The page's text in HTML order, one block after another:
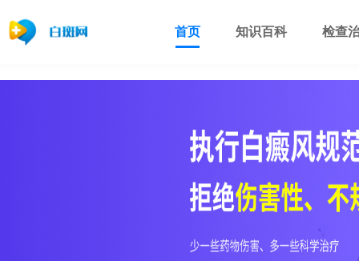
首页 知识百科 检查